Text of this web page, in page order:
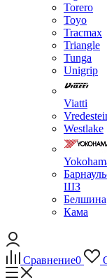
Torero
Toyo
Tracmax
Triangle
Tunga
Unigrip
Viatti
Westlake
ШЗ
Белшина
Кама
Сравнение0